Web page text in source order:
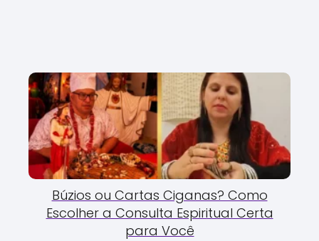
Búzios ou Cartas Ciganas? Como
Escolher a Consulta Espiritual Certa
para Você